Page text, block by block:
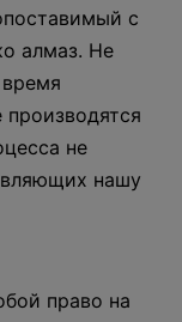
с
алмаз. Не
производятся
не
нашу
право на